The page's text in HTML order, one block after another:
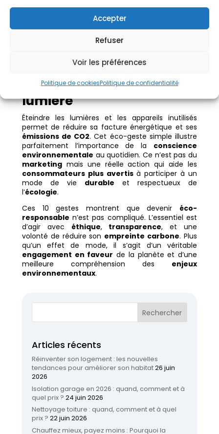
Accepter
Refuser
Voir les préférences
Politique de cookiesPolitique de confidentialité
est un geste
incarne un cyclevertueuxet rappelle lesclés
d’un mode de vieplus durable.
10 – Pensez à éteindre la
lumière
Éteindre les lumières et les appareils inutilisés
permet de réduire sa facture énergétique et ses
émissions de CO2. Cet éco-geste simple illustre
parfaitement l’importance de la conscience
environnementale au quotidien. Ce n’est pas du
marketingmais une réelle action qui aide les
consommateurs plus avertisà participer à un
mode de vie durable et respectueux de
l’écologie.
Ces 10 gestes montrent que devenir éco-
responsable n’est pas compliqué. L’essentiel est
d’agir avec éthique, transparence, et une
volonté de réduire son empreinte carbone. Plus
qu’un effet de mode, il s’agit d’un véritable
engagement en faveur de la planète et d’une
meilleure compréhension des enjeux
environnementaux.
Articles récents
Réinventer son logement : les nouvelles
tendances pour améliorer son habitat26 juin
2026
Isolation garage en 2026 : quand, comment et à
quel prix ? 24 juin 2026
Nettoyage toiture : quand, comment et à quel
prix ? 22 juin 2026
Chauffez mieux, payez moins : Pourquoi la